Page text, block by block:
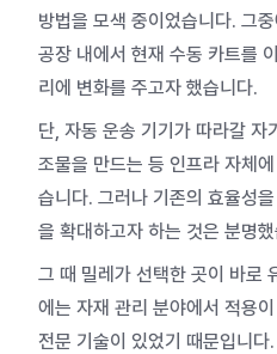
방법을 모색 중이었습니다. 그
공장 내에서 현재 수동 카트를
리에 변화를 주고자 했습니다.
단, 자동 운송 기기가 따라갈 자
조물을 만드는 등 인프라 자체
습니다. 그러나 기존의 효율성
을 확대하고자 하는 것은 분명
그 때 밀레가 선택한 곳이 바로
에는 자재 관리 분야에서 적용
전문 기술이 있었기 때문입니